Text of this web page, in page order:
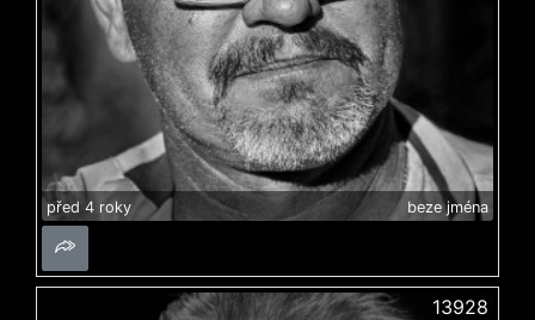
před 4 roky beze jména
13928